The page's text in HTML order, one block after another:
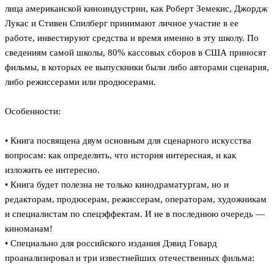
лица американской киноиндустрии, как Роберт Земекис, Джордж
Лукас и Стивен Спилберг принимают личное участие в ее
работе, инвестируют средства и время именно в эту школу. По
сведениям самой школы, 80% кассовых сборов в США приносят
фильмы, в которых ее выпускники были либо авторами сценария,
либо режиссерами или продюсерами.
Особенности:
• Книга посвящена двум основным для сценарного искусства
вопросам: как определить, что история интересная, и как
изложить ее интересно.
• Книга будет полезна не только кинодраматургам, но и
редакторам, продюсерам, режиссерам, операторам, художникам
и специалистам по спецэффектам. И не в последнюю очередь —
киноманам!
• Специально для российского издания Дэвид Говард
проанализировал и три известнейших отечественных фильма: